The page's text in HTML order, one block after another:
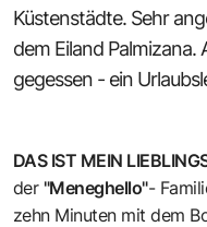
Küstenstädte. Sehr
dem Eiland
gegessen - ein
DAS IST MEIN
der "Meneghello"-
zehn Minuten mit dem